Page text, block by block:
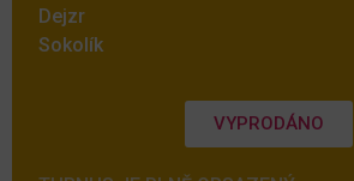
Dejzr
Sokolík
VYPRODÁNO